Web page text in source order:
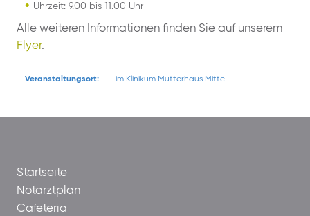
Uhrzeit: 9.00 bis 11.00 Uhr
Alle weiteren Informationen finden Sie auf unserem
Flyer.
Veranstaltungsort: im Klinikum Mutterhaus Mitte
Startseite
Notarztplan
Cafeteria